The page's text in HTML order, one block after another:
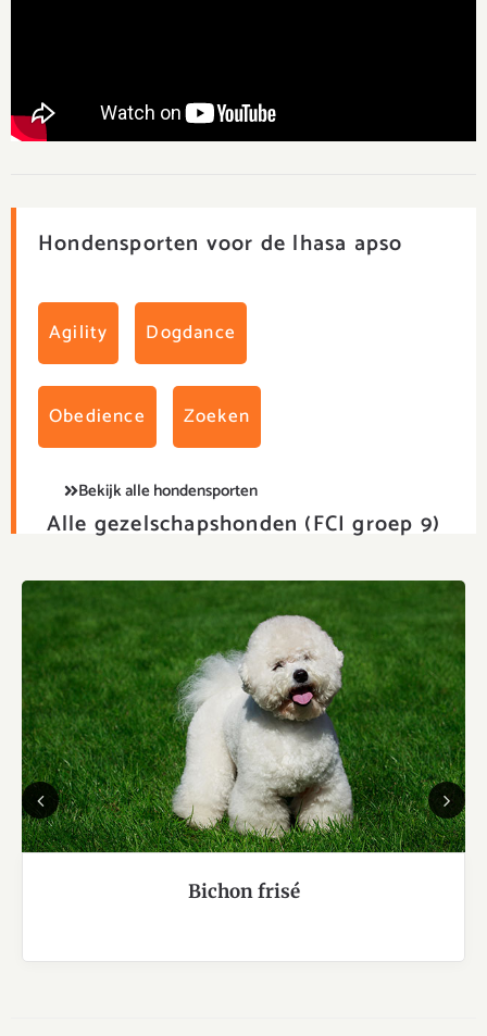
Hondensporten voor de lhasa apso
Agility Dogdance
Obedience Zoeken
Bekijk alle hondensporten
Alle gezelschapshonden (FCI groep 9)
Previous
Bichon frisé
Next